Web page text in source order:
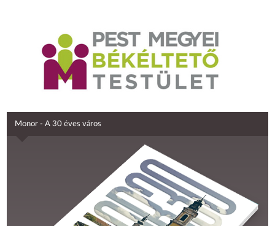
Monor - A 30 éves város